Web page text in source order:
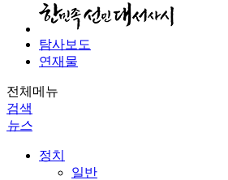
탐사보도
연재물
전체메뉴
검색
뉴스
정치
일반